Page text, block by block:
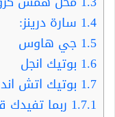
1.4 سارة درينز:
1.5 جي هاوس
1.6 بوتيك انجل
1.7 بوتيك اتش
1.7.1 ربما